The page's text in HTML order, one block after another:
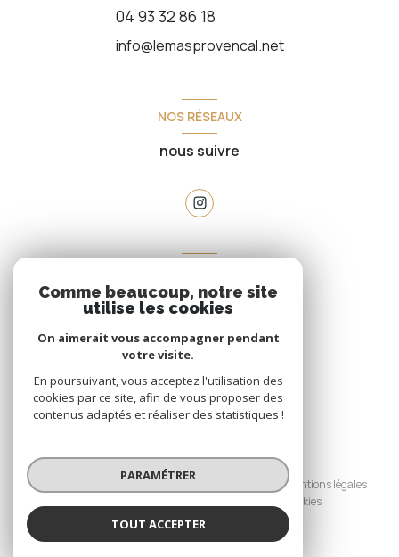
04 93 32 86 18
info@lemasprovencal.net
NOS RÉSEAUX
nous suivre
espace propriétaire
SE CONNECTER
© 2026 | Tous droits réservés
Nos honoraires
Nos partenaires
Mentions légales
Cookies
Comme beaucoup, notre site
utilise les cookies
On aimerait vous accompagner pendant
votre visite.
En poursuivant, vous acceptez l'utilisation des
cookies par ce site, afin de vous proposer des
contenus adaptés et réaliser des statistiques !
PARAMÉTRER
TOUT ACCEPTER